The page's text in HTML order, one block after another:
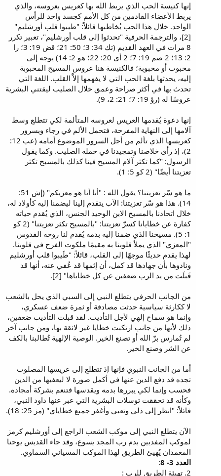
إنها كنيسة الحب الذي يربط الله بها كعريس بعروسه، والذي
يربط الأعضاء القادمين من كل الأمم كجسد واحد للرأس
الواحد. خلال هذا الحب يُخاطبها قائلاً: "طيبوا قلب أورشليم"
[2]، والترجمة الحرفية "تحدثوا إلى قلب أورشليم"، تعبير تكرر
8 مرات في العهد القديم (تك 34: 3؛ 50: 21؛ قض 19: 3؛ را
2: 13؛ 2 صم 19: 7؛ 2 أى 20: 22؛ هو 2: 14) يوجه إلى
محبوب أو محبوبة؛ فالكنيسة هنا عروس المسيح المحبوبة
إليه، يحدثها بلغة الحب التي لا يفهمها إلاَّ القلب. اللغة التي
تحدث بها في أكثر صراحة وعمق خلال الصليب ليقتني البشرية
عروسًا له (رؤ 19: 7؛ 21: 2، 9).
إنها دعوة يُقدمها العريس لعروسه المتألمة لكي تتطلع وسط
آلامها إلى النهاية المفرحة، فتحمل الألم في رجاء وبسرور
كعريسها الذي تألم من أجل السرور الموضوع أمامه (عب 12:
2)، إذ رأى خلاصنا وتمجيدنا في حمله الصليب. وكما يقول
الرسول: "كما تكثر آلام المسيح فينا كذلك بالمسيح تكثر
تعزيتنا أيضًا" (2 كو 5: 1).
ما هو سّر تعزيتنا؟ يقول الله : "أنا أنا هو معزيكم" (إش 51:
14). هذا هو سّر تعزيتنا: الآب يتقدم إلينا ليضمنا إليه كأولاد له،
خلال اتحادنا بالمسيح الابن الوحيد الجنس، الذي يُقدم حياته
كفارة عن خطايانا كسرّ تعزيتنا: "بالمسيح تكثر تعزيتنا" (2 كو
1: 5). مسيحنا الذي ضمنا إليه بدمه يُقدم لنا روحه القدوس
"المعزي" الذي يملأ قلوبنا به مقيمًا ملكوت الفرح في قلوبنا.
لهذا يقدم حديثًا موجهًا إلى القلب، قائلاً: "طَيبوا قلب أورشليم
ونادوها بأن جهادها قد كمل، أن إثمها قد عُفي عنه، أنها قد
قَبلَت من يد الرب ضعفين عن كل خطاياها" [2].
من الجانب الحرفي يتطلع النبي إلى السبي الذي يحل بالشعب
لا ككارثة سياسية حدثت مصادفة أو ثمرة ضعف عسكري،
وإنما هو سماح إلهي لأجل التأديب. لقد قبلت التأديب ضعفين،
ذلك لأنها من جانب ارتكبت خطايا غير لائقة بها، ومن جانب آخر
لم تُمارس برّ الله أو تصنع الخير. الوصية الإلهية تُطالبنا بالكف
عن الشر وصنع الخير.
أما من الجانب النبوي فإنها إذ تتطلع إلى عريسها المصلوب
تجده قد دفع الدين عنها في أكمل صورة لا ليعفيها من الدين
فحسب وإنما لكي يبررها بدمه ويقدسها فتنعم بشركة أمجاده.
وكأنه قد تحققت توسلات البشرية التي عبر عنها داود النبي،
قائلاً: "انظر إلى ذلي وتعبي وأغفر جميع خطاياي" (مز 25: 18).
الآن يتطلع النبي إلى موكب الشعب الراجع إلى أورشليم كرمز
لموكب المفديين بدم رب المجد يسوع، وقد جاء القديس يوحنا
المعمدان يُهيئ الطريق لهذا الموكب المسياني السماوي.
العدد 3- 8
:
2. تهيئة الطريق للرب :